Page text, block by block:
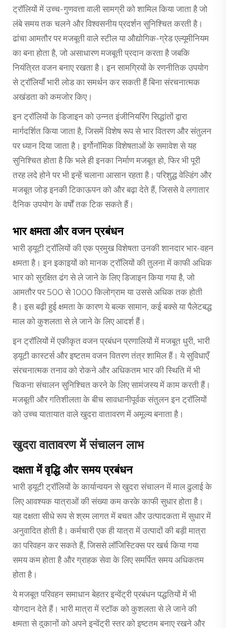
ट्रॉलियों में उच्च-गुणवत्ता वाली सामग्री को शामिल किया जाता है जो
लंबे समय तक चलने और विश्वसनीय प्रदर्शन सुनिश्चित करती है।
ढांचा आमतौर पर मजबूती वाले स्टील या औद्योगिक-ग्रेड एल्यूमीनियम
का बना होता है, जो असाधारण मजबूती प्रदान करता है जबकि
नियंत्रित वजन बनाए रखता है। इन सामग्रियों के रणनीतिक उपयोग
से ट्रॉलियाँ भारी लोड का समर्थन कर सकती हैं बिना संरचनात्मक
अखंडता को कमजोर किए।
इन ट्रॉलियों के डिजाइन को उन्नत इंजीनियरिंग सिद्धांतों द्वारा
मार्गदर्शित किया जाता है, जिसमें विशेष रूप से भार वितरण और संतुलन
पर ध्यान दिया जाता है। इर्गोनॉमिक विशेषताओं के समावेश से यह
सुनिश्चित होता है कि भले ही इनका निर्माण मजबूत हो, फिर भी पूरी
तरह लदे होने पर भी इन्हें चलाना आसान रहता है। परिशुद्ध वेल्डिंग और
मजबूत जोड़ इनकी टिकाऊपन को और बढ़ा देते हैं, जिससे वे लगातार
दैनिक उपयोग के वर्षों तक टिक सकते हैं।
भार क्षमता और वजन प्रबंधन
भारी ड्यूटी ट्रॉलियों की एक प्रमुख विशेषता उनकी शानदार भार-वहन
क्षमता है। इन इकाइयों को मानक ट्रॉलियों की तुलना में काफी अधिक
भार को सुरक्षित ढंग से ले जाने के लिए डिजाइन किया गया है, जो
आमतौर पर 500 से 1000 किलोग्राम या उससे अधिक तक होती
है। इस बढ़ी हुई क्षमता के कारण ये बल्क सामान, कई बक्से या पैलेटबद्ध
माल को कुशलता से ले जाने के लिए आदर्श हैं।
इन ट्रॉलियों में एकीकृत वजन प्रबंधन प्रणालियों में मजबूत धुरी, भारी
ड्यूटी कास्टर्स और इष्टतम वजन वितरण तंत्र शामिल हैं। ये सुविधाएँ
संरचनात्मक तनाव को रोकने और अधिकतम भार की स्थिति में भी
चिकना संचालन सुनिश्चित करने के लिए सामंजस्य में काम करती हैं।
मजबूती और गतिशीलता के बीच सावधानीपूर्वक संतुलन इन ट्रॉलियों
को उच्च यातायात वाले खुदरा वातावरण में अमूल्य बनाता है।
खुदरा वातावरण में संचालन लाभ
दक्षता में वृद्धि और समय प्रबंधन
भारी ड्यूटी ट्रॉलियों के कार्यान्वयन से खुदरा संचालन में माल ढुलाई के
लिए आवश्यक यात्राओं की संख्या कम करके काफी सुधार होता है।
यह दक्षता सीधे रूप से श्रम लागत में बचत और उत्पादकता में सुधार में
अनुवादित होती है। कर्मचारी एक ही यात्रा में उत्पादों की बड़ी मात्रा
का परिवहन कर सकते हैं, जिससे लॉजिस्टिक्स पर खर्च किया गया
समय कम होता है और ग्राहक सेवा के लिए समर्पित समय अधिकतम
होता है।
ये मजबूत परिवहन समाधान बेहतर इन्वेंट्री प्रबंधन पद्धतियों में भी
योगदान देते हैं। भारी मात्रा में स्टॉक को कुशलता से ले जाने की
क्षमता से दुकानों को अपने इन्वेंट्री स्तर को इष्टतम बनाए रखने और